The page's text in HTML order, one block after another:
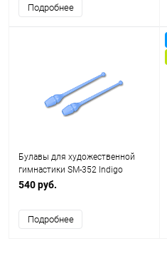
Подробнее
Булавы для художественной
гимнастики SM-352 Indigo
540 руб.
Подробнее